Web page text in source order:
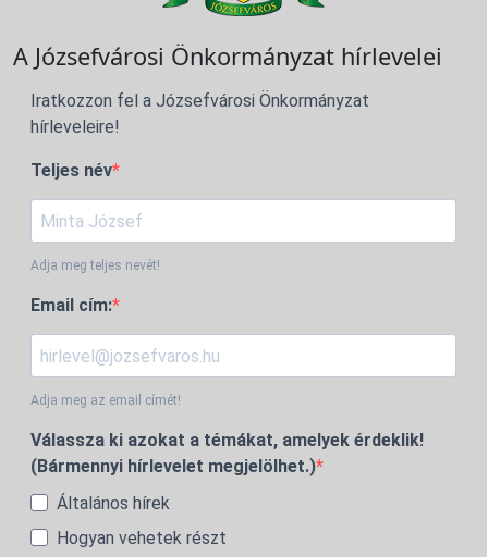
A Józsefvárosi Önkormányzat hírlevelei
Iratkozzon fel a Józsefvárosi Önkormányzat
hírleveleire!
Teljes név
Adja meg teljes nevét!
Email cím:
Adja meg az email címét!
Válassza ki azokat a témákat, amelyek érdeklik!
(Bármennyi hírlevelet megjelölhet.)
Általános hírek
Hogyan vehetek részt